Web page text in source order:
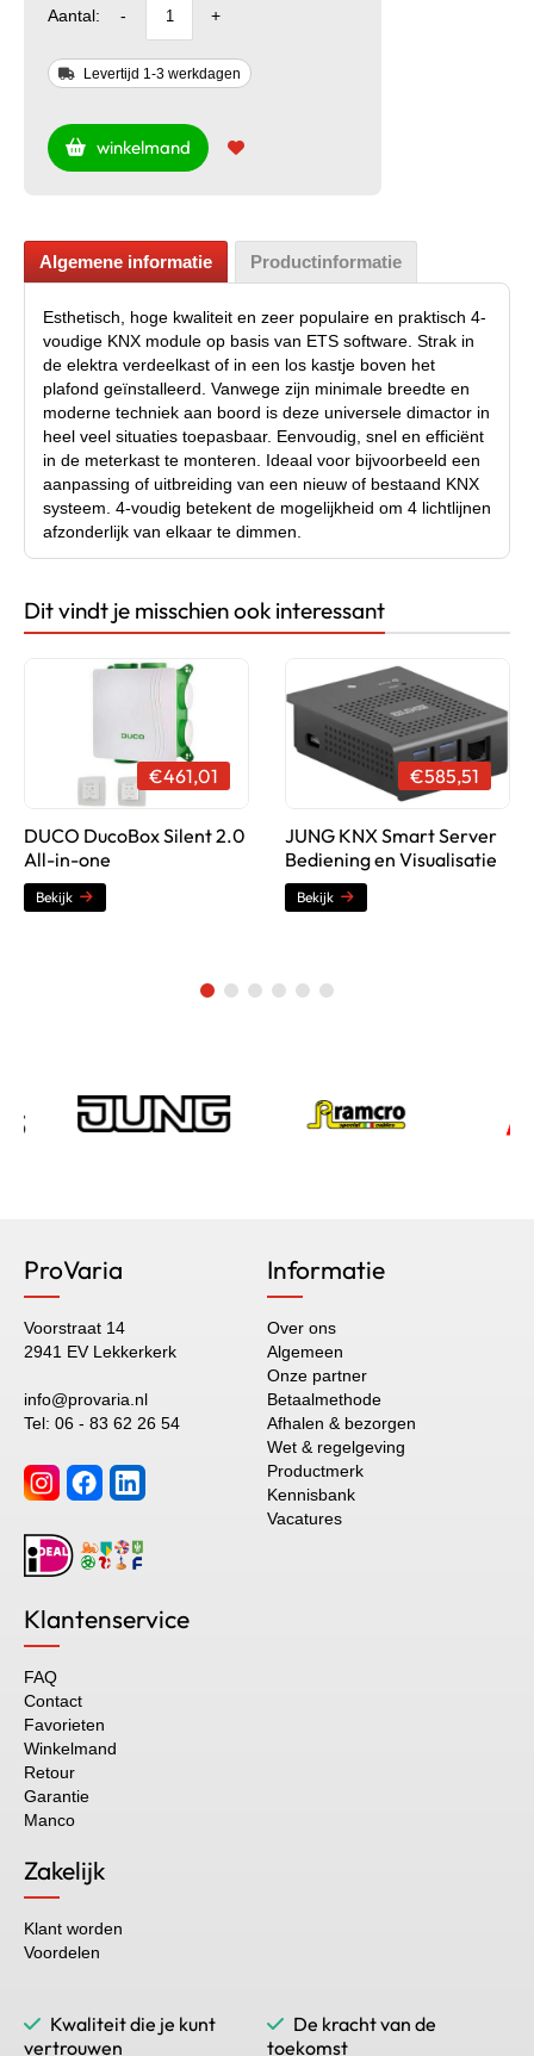
Aantal: - +
Levertijd 1-3 werkdagen
winkelmand
Algemene informatie Productinformatie
Esthetisch, hoge kwaliteit en zeer populaire en praktisch 4-
voudige KNX module op basis van ETS software. Strak in
de elektra verdeelkast of in een los kastje boven het
plafond geïnstalleerd. Vanwege zijn minimale breedte en
moderne techniek aan boord is deze universele dimactor in
heel veel situaties toepasbaar. Eenvoudig, snel en efficiënt
in de meterkast te monteren. Ideaal voor bijvoorbeeld een
aanpassing of uitbreiding van een nieuw of bestaand KNX
systeem. 4-voudig betekent de mogelijkheid om 4 lichtlijnen
afzonderlijk van elkaar te dimmen.
Dit vindt je misschien ook interessant
€461,01
DUCO DucoBox Silent 2.0
All-in-one
Bekijk
€585,51
JUNG KNX Smart Server
Bediening en Visualisatie
Bekijk
ProVaria
Voorstraat 14
2941 EV Lekkerkerk
info@provaria.nl
Tel: 06 - 83 62 26 54
Informatie
Over ons
Algemeen
Onze partner
Betaalmethode
Afhalen & bezorgen
Wet & regelgeving
Productmerk
Kennisbank
Vacatures
Klantenservice
FAQ
Contact
Favorieten
Winkelmand
Retour
Garantie
Manco
Zakelijk
Klant worden
Voordelen
Kwaliteit die je kunt
vertrouwen
De kracht van de
toekomst